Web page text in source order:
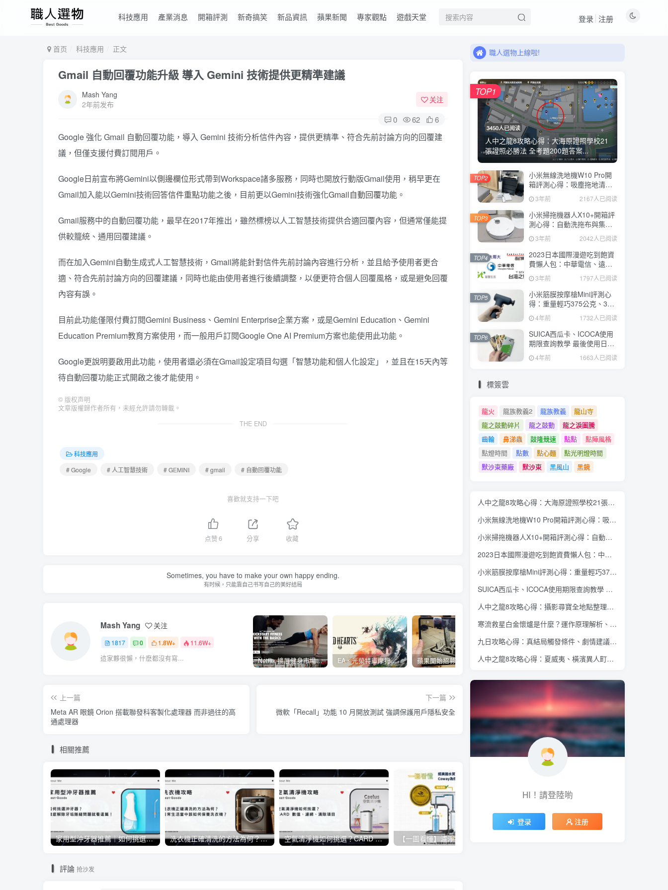
科技應用 產業消息 開箱評測 新奇搞笑 新品資訊 蘋果新聞 專家觀點 遊戲天堂 登录 注册
首页 科技應用 正文
Gmail 自動回覆功能升級 導入 Gemini 技術提供更精準建議
Mash Yang
2年前发布
关注
0 62 6
Google 強化 Gmail 自動回覆功能，導入 Gemini 技術分析信件內容，提供更精準、符合先前討論方向的回覆建
議，但僅支援付費訂閱用戶。
Google日前宣布將Gemini以側邊欄位形式帶到Workspace諸多服務，同時也開放行動版Gmail使用，稍早更在
Gmail加入能以Gemini技術回答信件重點功能之後，目前更以Gemini技術強化Gmail自動回覆功能 。
Gmail服務中的自動回覆功能，最早在2017年推出，雖然標榜以人工智慧技術提供合適回覆內容，但通常僅能提
供較籠統、通用回覆建議。
而在加入Gemini自動生成式人工智慧技術，Gmail將能針對信件先前討論內容進行分析，並且給予使用者更合
適、符合先前討論方向的回覆建議，同時也能由使用者進行後續調整，以便更符合個人回覆風格，或是避免回覆
內容有誤。
目前此功能僅限付費訂閱Gemini Business、Gemini Enterprise企業方案，或是Gemini Education、Gemini
Education Premium教育方案使用，而一般用戶訂閱Google One AI Premium方案也能使用此功能。
Google更說明要啟用此功能，使用者還必須在Gmail設定項目勾選「智慧功能和個人化設定」，並且在15天內等
待自動回覆功能正式開啟之後才能使用。
© 版权声明
文章版權歸作者所有，未經允許請勿轉載。
THE END
科技應用
# Google
# 人工智慧技術 # GEMINI # gmail # 自動回覆功能
喜歡就支持一下吧
点赞6 分享 收藏
Sometimes, you have to make your own happy ending.
有时候，只能靠自己书写自己的美好结局
Mash Yang 关注
1817 0 1.8W+ 11.6W+
這家夥很懶，什麽都沒有寫... Netflix 擴展健身市場 與 Nike 合作推出《Nike Training Club》系列健身影片 EA、光榮特庫摩狩獵冒險遊戲《WILD HEARTS》公布「強大化獸」宣傳影片 蘋果開始招募混合實境應用內容開發人員 將能對應各類3D全景應用內容互動、影音服務使用體驗 Twitter Blue 訂閱服務重新推出 用 iOS 裝置訂閱月費多 3 美金
上一篇
Meta AR 眼鏡 Orion 搭載聯發科客製化處理器 而非過往的高
通處理器
下一篇
微軟「Recall」功能 10 月開放測試 強調保護用戶隱私安全
相關推薦
家用型沖牙器推薦｜如何挑選沖牙器？徹底解除牙垢隙縫問題就看這篇！ 洗衣機正確清洗的方法為何？日常生活當中該如何保養洗衣機？ 空氣清淨機如何挑選？CARD 數值、濾網、清除項目《懶人包》
評論 抢沙发
來看看11月有什麼新品!
來看看11月有什麼新品!
3450人已阅读
人中之龍8攻略心得：大海原證照學校21
張證照必勝法 全考題200題答案...
TOP1
小米無線洗地機W10 Pro開
箱評測心得：吸塵拖地清洗3
合1、90度可調式機身、續航
力35分鐘、售價15995元
3年前 2167人已阅读
TOP2
小米掃拖機器人X10+開箱評
測心得：自動洗拖布與集
塵、旋轉式拖布更乾淨、連
續使用2小時、售價26995元
3年前 2042人已阅读
TOP3
2023日本國際漫遊吃到飽資
費懶人包：中華電信、遠傳
電信、台灣大哥大、台灣之
星、亞太電信
3年前 1797人已阅读
TOP4
小米筋膜按摩槍Mini評測心
得：重量輕巧375公克、3種
替換頭和3種模式、售價
2295元
4年前 1732人已阅读
TOP5
SUICA西瓜卡、ICOCA使用
期限查詢教學 最後使用日10
年內都有效 Android、iOS都
適用4年前 1663人已阅读
TOP6
標簽雲
龍火 龍族教義2 龍族教義
龍山寺
龍之鼓動碎片
龍之鼓動
龍之淚圖騰
齒輪
鼻涕蟲 鼓隆競速 點點
點陣風格
點燈時間
點數 點心麵
點光明燈時間
默沙東藥廠
默沙東 黑風山 黑鏡
人中之龍8攻略心得：大海原證照學校21張證照必勝法 全考題200題答案整理
小米無線洗地機W10 Pro開箱評測心得：吸塵拖地清洗3合1、90度可調式機身、續航力35分鐘、售價15995元
小米掃拖機器人X10+開箱評測心得：自動洗拖布與集塵、旋轉式拖布更乾淨、連續使用2小時、售價26995元
2023日本國際漫遊吃到飽資費懶人包：中華電信、遠傳電信、台灣大哥大、台灣之星、亞太電信
小米筋膜按摩槍Mini評測心得：重量輕巧375公克、3種替換頭和3種模式、售價2295元
SUICA西瓜卡、ICOCA使用期限查詢教學 最後使用日10年內都有效 Android、iOS都適用
人中之龍8攻略心得：攝影尋寶全地點整理、70個夏威夷與40個橫濱拍攝位置圖解
寒流救星白金懷爐是什麼？運作原理解析、相比電暖蛋有哪些優缺點？懷爐挑選方法介紹
九日攻略心得：真結局觸發條件、劇情建議攻略順序、全流程過關整理
人中之龍8攻略心得：夏威夷、橫濱異人町、神室町 全部14位神秘捏捏NPC地圖位置整理
HI！請登陸喲
登录 注册